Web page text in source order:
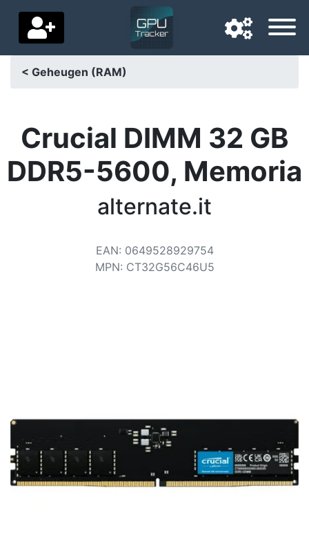
Favoriete bezorgland
Startpagina
< Geheugen (RAM)
Crucial DIMM 32 GB
DDR5-5600, Memoria
alternate.it
EAN: 0649528929754
MPN: CT32G56C46U5